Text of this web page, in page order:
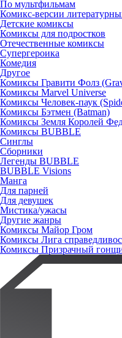
По мультфильмам
Комикс-версии
Детские комиксы
Комиксы для подростков
Отечественные комиксы
Супергероика
Комедия
Другое
Комиксы Гравити Фолз
Комиксы Marvel Universe
Комиксы Человек-паук
Комиксы Бэтмен (Batman)
Комиксы Земля Королей
Комиксы BUBBLE
Синглы
Сборники
Легенды BUBBLE
BUBBLE Visions
Манга
Для парней
Для девушек
Мистика/ужасы
Другие жанры
Комиксы Майор Гром
Комиксы Лига
Комиксы Призрачный